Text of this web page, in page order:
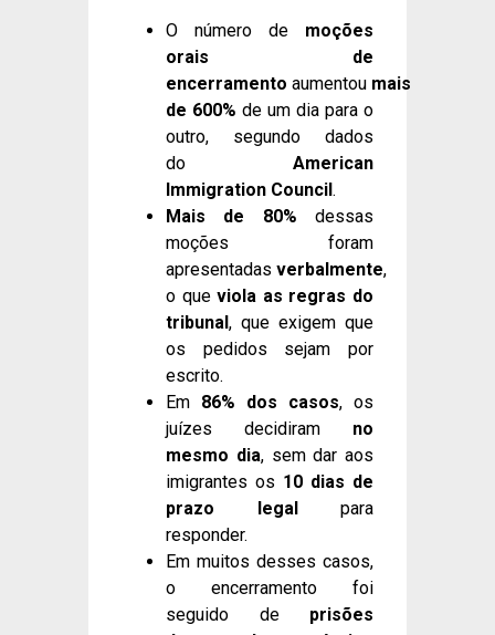
O número de moções
orais de
encerramento aumentou mais
de 600% de um dia para o
outro, segundo dados
do American
Immigration Council.
Mais de 80% dessas
moções foram
apresentadas verbalmente,
o queviola as regras do
tribunal, que exigem que
os pedidos sejam por
escrito.
Em 86% dos casos, os
juízes decidiram no
mesmo dia, sem dar aos
imigrantes os 10 dias de
prazo legalpara
responder.
Em muitos desses casos,
o encerramento foi
seguido de prisões